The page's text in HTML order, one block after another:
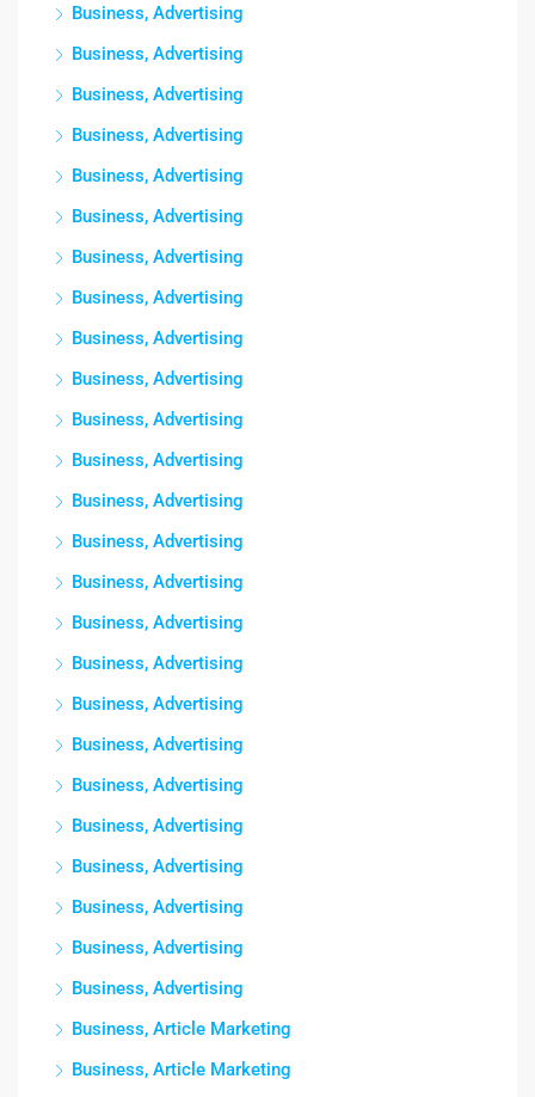
Business, Advertising
Business, Advertising
Business, Advertising
Business, Advertising
Business, Advertising
Business, Advertising
Business, Advertising
Business, Advertising
Business, Advertising
Business, Advertising
Business, Advertising
Business, Advertising
Business, Advertising
Business, Advertising
Business, Advertising
Business, Advertising
Business, Advertising
Business, Advertising
Business, Advertising
Business, Advertising
Business, Advertising
Business, Advertising
Business, Advertising
Business, Advertising
Business, Advertising
Business, Article Marketing
Business, Article Marketing